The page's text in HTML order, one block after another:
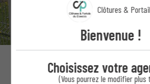
Clôtures &
Bienvenue !
Choisissez votre
(Vous pourrez le modifier plus